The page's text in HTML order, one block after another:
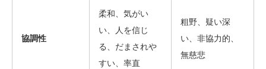
協調性
柔和、気がい
い、人を信じ
る、だまされや
すい、率直
粗野、疑い深
い、非協力的、
無慈悲